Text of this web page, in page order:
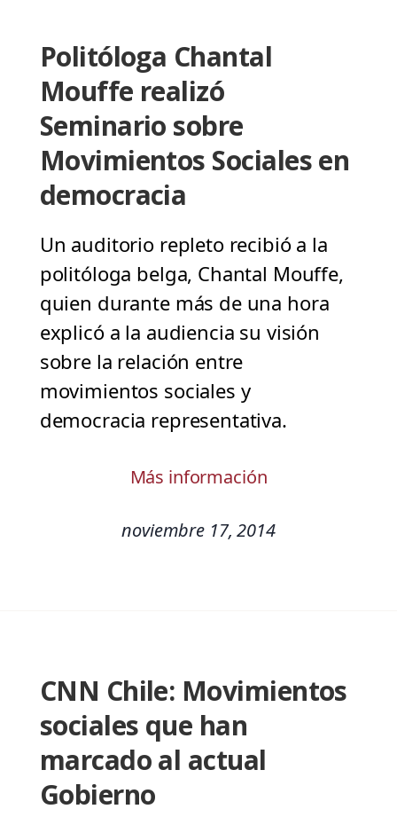
Politóloga Chantal
Mouffe realizó
Seminario sobre
Movimientos Sociales en
democracia
Un auditorio repleto recibió a la
politóloga belga, Chantal Mouffe,
quien durante más de una hora
explicó a la audiencia su visión
sobre la relación entre
movimientos sociales y
democracia representativa.
Más información
noviembre 17, 2014
CNN Chile: Movimientos
sociales que han
marcado al actual
Gobierno